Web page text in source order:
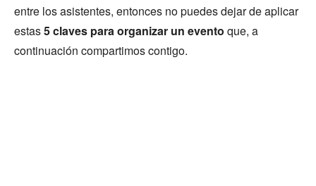
entre los asistentes, entonces no puedes dejar de aplicar
estas5 claves para organizar un evento que, a
continuación compartimos contigo.